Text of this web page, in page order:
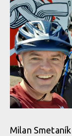
Milan